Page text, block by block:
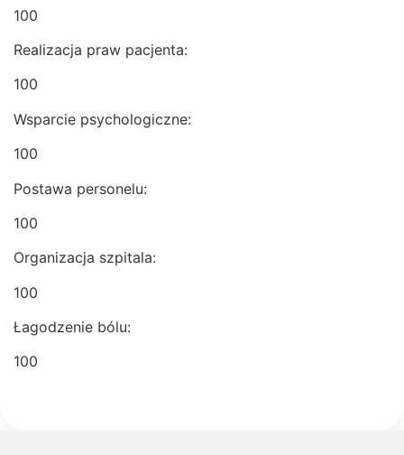
100
Realizacja praw pacjenta:
100
Wsparcie psychologiczne:
100
Postawa personelu:
100
Organizacja szpitala:
100
Łagodzenie bólu:
100